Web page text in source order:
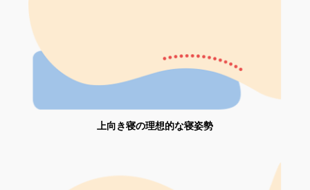
上向き寝の理想的な寝姿勢